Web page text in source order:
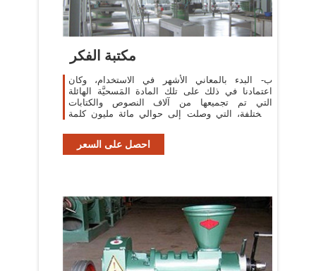
مكتبة الفكر
ب- البدء بالمعاني الأشهر في الاستخدام، وكان
اعتمادنا في ذلك على تلك المادة المَسحيَّة الهائلة
التي تم تجميعها من آلاف النصوص والكتابات
المختلفة، التي وصلت إلى حوالي مائة مليون كلمة
احصل على السعر